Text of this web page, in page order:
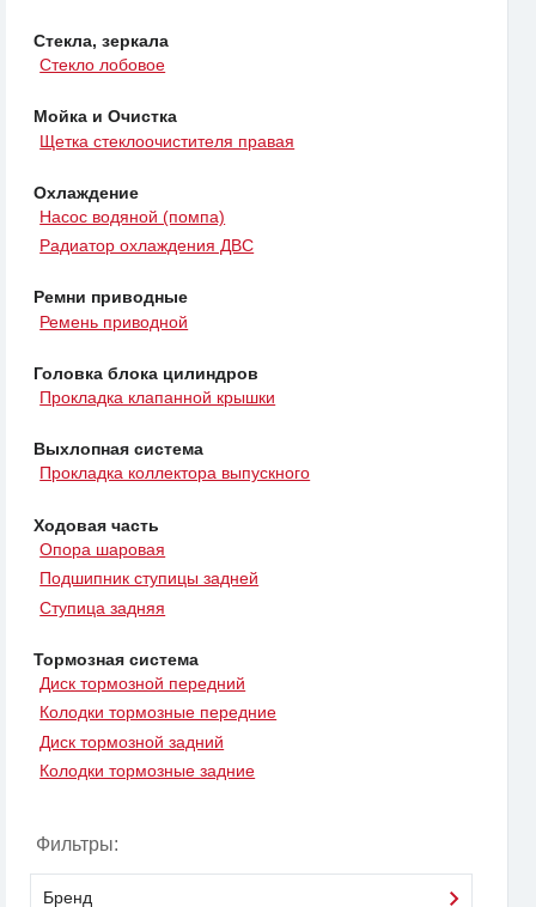
Стекла, зеркала
Стекло лобовое
Мойка и Очистка
Щетка стеклоочистителя правая
Охлаждение
Насос водяной (помпа)
Радиатор охлаждения ДВС
Ремни приводные
Ремень приводной
Головка блока цилиндров
Прокладка клапанной крышки
Выхлопная система
Прокладка коллектора выпускного
Ходовая часть
Опора шаровая
Подшипник ступицы задней
Ступица задняя
Тормозная система
Диск тормозной передний
Колодки тормозные передние
Диск тормозной задний
Колодки тормозные задние
Фильтры:
Бренд